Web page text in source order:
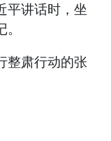
平讲话时，坐
整肃行动的张